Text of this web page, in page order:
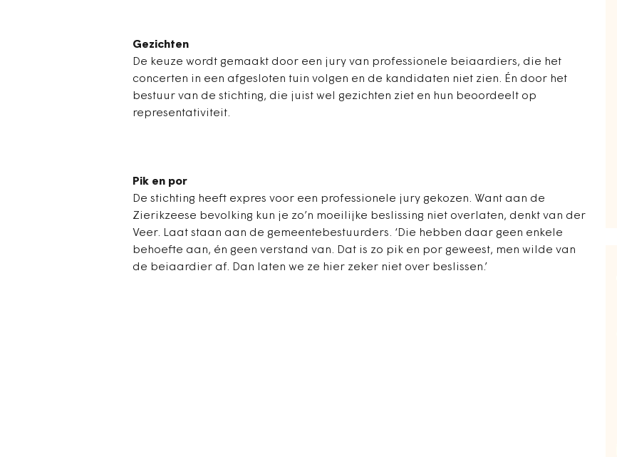
Gezichten
De keuze wordt gemaakt door een jury van professionele beiaardiers, die het
concerten in een afgesloten tuin volgen en de kandidaten niet zien. Én door het
bestuur van de stichting, die juist wel gezichten ziet en hun beoordeelt op
representativiteit.
Pik en por
De stichting heeft expres voor een professionele jury gekozen. Want aan de
Zierikzeese bevolking kun je zo’n moeilijke beslissing niet overlaten, denkt van der
Veer. Laat staan aan de gemeentebestuurders. ‘Die hebben daar geen enkele
behoefte aan, én geen verstand van. Dat is zo pik en por geweest, men wilde van
de beiaardier af. Dan laten we ze hier zeker niet over beslissen.’